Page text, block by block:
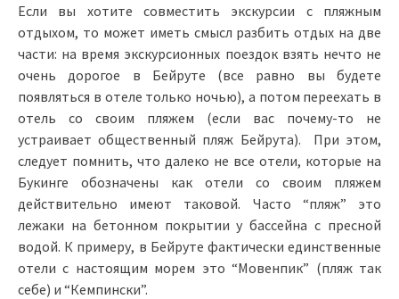
Если вы хотите совместить экскурсии с пляжным
отдыхом, то может иметь смысл разбить отдых на две
части: на время экскурсионных поездок взять нечто не
очень дорогое в Бейруте (все равно вы будете
появляться в отеле только ночью), а потом переехать в
отель со своим пляжем (если вас почему-то не
устраивает общественный пляж Бейрута). При этом,
следует помнить, что далеко не все отели, которые на
Букинге обозначены как отели со своим пляжем
действительно имеют таковой. Часто “пляж” это
лежаки на бетонном покрытии у бассейна с пресной
водой. К примеру, в Бейруте фактически единственные
отели с настоящим морем это “Мовенпик” (пляж так
себе) и “Кемпински”.